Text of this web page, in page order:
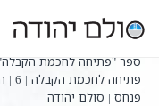
content
עמוד ראשי שיעורי וידאו
פתיחה לחכמת הקבלה
ספר "פתיחה לחכמת
פנחס | סולם יהודה